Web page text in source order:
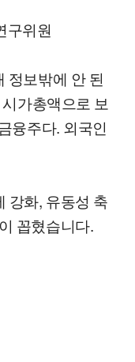
구위원
정보밖에 안 된
가총액으로 보
융주다. 외국인
강화, 유동성 축
꼽혔습니다.